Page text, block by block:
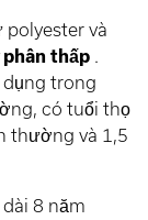
polyester và
thấp .
dụng trong
có tuổi thọ
thường và 1,5
8 năm